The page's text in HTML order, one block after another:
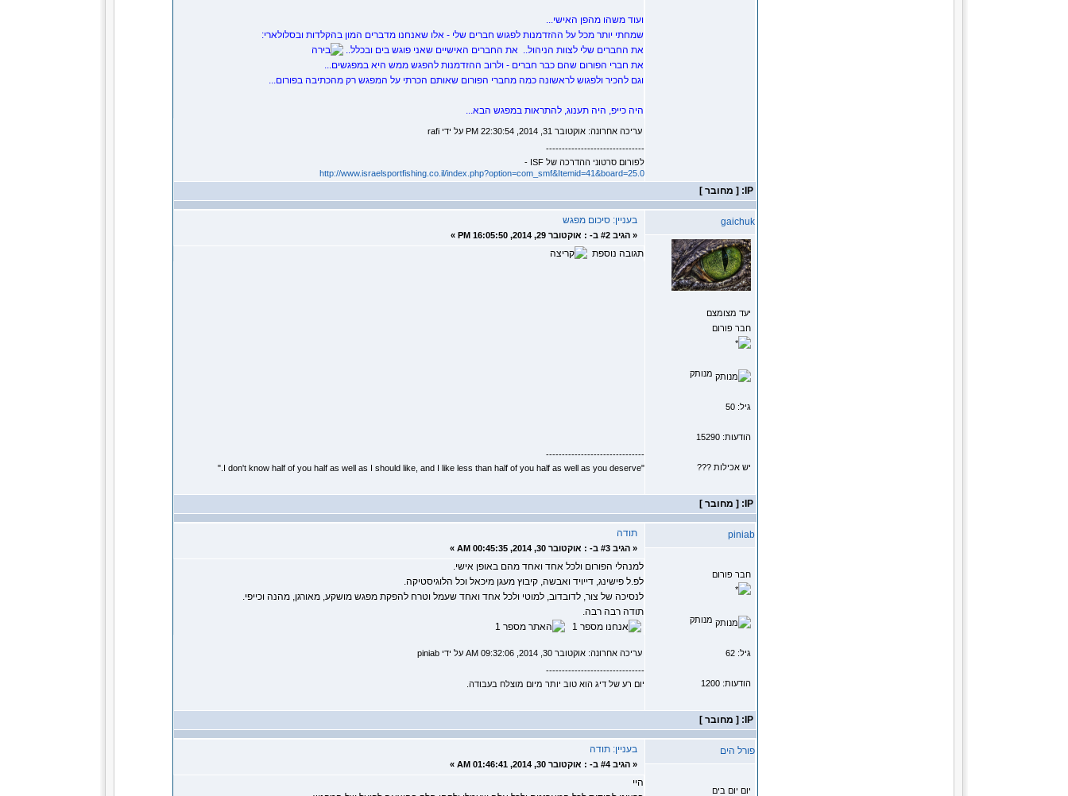
ועוד משהו מהפן האישי...
שמחתי יותר מכל על ההזדמנות לפגוש חברים שלי - אלו שאנחנו מדברים המון בהקלדות ובסלולארי:
את החברים שלי לצוות הניהול.. את החברים האישיים שאני פוגש בים ובכלל..
את חברי הפורום שהם כבר חברים - ולרוב ההזדמנות להפגש ממש היא במפגשים...
וגם להכיר ולפגוש לראשונה כמה מחברי הפורום שאותם הכרתי על המפגש רק מהכתיבה בפורום...
היה כייפ, היה תענוג, להתראות במפגש הבא...
עריכה אחרונה: אוקטובר 31, 2014, 22:30:54 PM על ידי rafi
-------------------------------
לפורום סרטוני ההדרכה של ISF -
http://www.israelsportfishing.co.il/index.php?option=com_smf&Itemid=41&board=25.0
gaichuk
יעד מצומצם
חבר פורום
מנותק
גיל: 50
הודעות: 15290
יש אכילות ???
בעניין: סיכום מפגש
« הגיב #2 ב- : אוקטובר 29, 2014, 16:05:50 PM »
תגובה נוספת
-------------------------------
"I don't know half of you half as well as I should like, and I like less than half of you half as well as you deserve."
piniab
חבר פורום
מנותק
גיל: 62
הודעות: 1200
תודה
« הגיב #3 ב- : אוקטובר 30, 2014, 00:45:35 AM »
למנהלי הפורום ולכל אחד ואחד מהם באופן אישי.
לפ.ל פישינג, דייויד ואבשה, קיבוץ מעגן מיכאל וכל הלוגיסטיקה.
לנסיכה של צור, לדובדוב, למוטי ולכל אחד ואחד שעמל וטרח להפקת מפגש מושקע, מאורגן, מהנה וכייפי.
תודה רבה רבה.
עריכה אחרונה: אוקטובר 30, 2014, 09:32:06 AM על ידי piniab
-------------------------------
יום רע של דיג הוא טוב יותר מיום מוצלח בעבודה.
פורל הים
יום יום בים
בעניין: תודה
« הגיב #4 ב- : אוקטובר 30, 2014, 01:46:41 AM »
היי